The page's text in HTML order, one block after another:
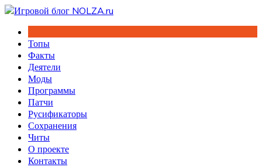
Перейти
содержимому
Топы
Факты
Деятели
Моды
Программы
Патчи
Русификаторы
Сохранения
Читы
О проекте
Контакты